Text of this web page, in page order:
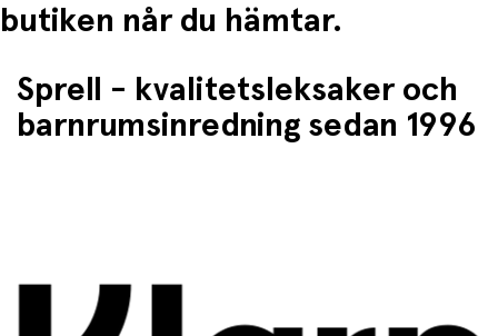
butiken når du hämtar.
Sprell - kvalitetsleksaker och
barnrumsinredning sedan 1996